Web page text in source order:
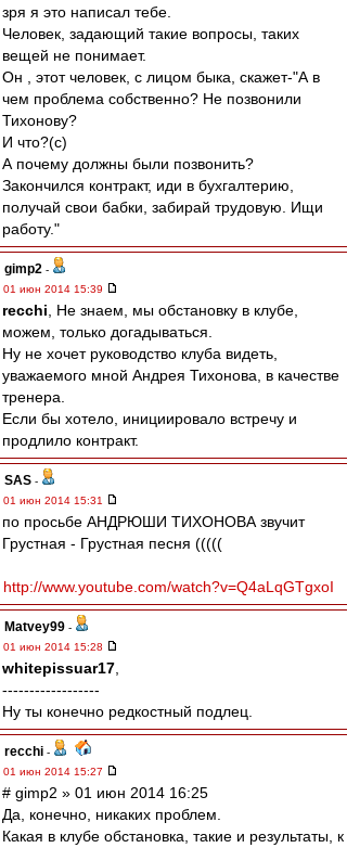
зря я это написал тебе.
Человек, задающий такие вопросы, таких
вещей не понимает.
Он , этот человек, с лицом быка, скажет-"А в
чем проблема собственно? Не позвонили
Тихонову?
И что?(с)
А почему должны были позвонить?
Закончился контракт, иди в бухгалтерию,
получай свои бабки, забирай трудовую. Ищи
работу."
gimp2 -
01 июн 2014 15:39
recchi , Не знаем, мы обстановку в клубе,
можем, только догадываться.
Ну не хочет руководство клуба видеть,
уважаемого мной Андрея Тихонова, в качестве
тренера.
Если бы хотело, инициировало встречу и
продлило контракт.
SAS -
01 июн 2014 15:31
по просьбе АНДРЮШИ ТИХОНОВА звучит
Грустная - Грустная песня (((((
http://www.youtube.com/watch?v=Q4aLqGTgxoI
Matvey99 -
01 июн 2014 15:28
whitepissuar17
------------------
Ну ты конечно редкостный подлец.
recchi -
01 июн 2014 15:27
# gimp2 » 01 июн 2014 16:25
Да, конечно, никаких проблем.
Какая в клубе обстановка, такие и результаты, к